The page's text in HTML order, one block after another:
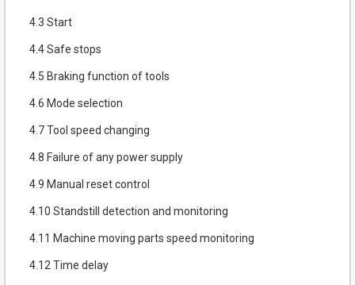
4.3 Start
4.4 Safe stops
4.5 Braking function of tools
4.6 Mode selection
4.7 Tool speed changing
4.8 Failure of any power supply
4.9 Manual reset control
4.10 Standstill detection and monitoring
4.11 Machine moving parts speed monitoring
4.12 Time delay